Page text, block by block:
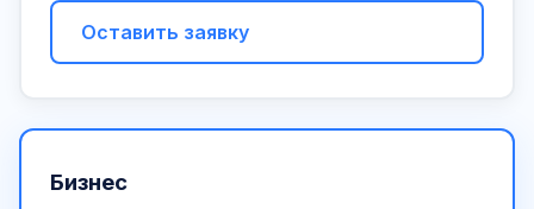
Оставить заявку
Бизнес